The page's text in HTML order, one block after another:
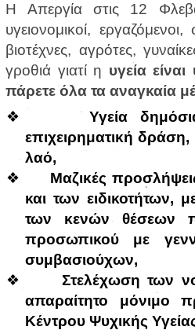
Η Απεργία στις 12
υγειονομικοί,
βιοτέχνες, αγρότες,
γροθιά γιατί η υγεία
πάρετε όλα τα αναγκαία
❖
Υγεία
επιχειρηματική
λαό,
❖
Μαζικές
και των
των κενών θέσεων
προσωπικού με
συμβασιούχων,
❖
Στελέχωση των
απαραίτητο μόνιμο
Κέντρου Ψυχικής